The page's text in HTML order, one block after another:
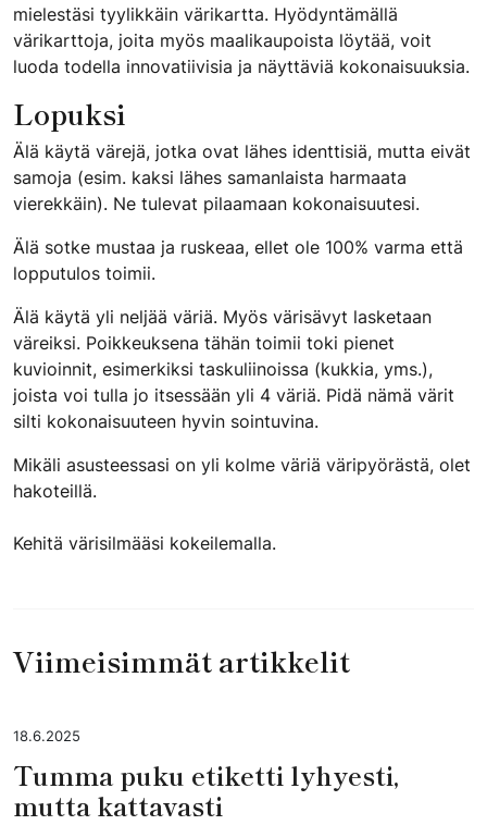
mielestäsi tyylikkäin värikartta. Hyödyntämällä
värikarttoja, joita myös maalikaupoista löytää, voit
luoda todella innovatiivisia ja näyttäviä kokonaisuuksia.
Lopuksi
Älä käytä värejä, jotka ovat lähes identtisiä, mutta eivät
samoja (esim. kaksi lähes samanlaista harmaata
vierekkäin). Ne tulevat pilaamaan kokonaisuutesi.
Älä sotke mustaa ja ruskeaa, ellet ole 100% varma että
lopputulos toimii.
Älä käytä yli neljää väriä. Myös värisävyt lasketaan
väreiksi. Poikkeuksena tähän toimii toki pienet
kuvioinnit, esimerkiksi taskuliinoissa (kukkia, yms.),
joista voi tulla jo itsessään yli 4 väriä. Pidä nämä värit
silti kokonaisuuteen hyvin sointuvina.
Mikäli asusteessasi on yli kolme väriä väripyörästä, olet
hakoteillä.
Kehitä värisilmääsi kokeilemalla.
Viimeisimmät artikkelit
18.6.2025
Tumma puku etiketti lyhyesti,
mutta kattavasti